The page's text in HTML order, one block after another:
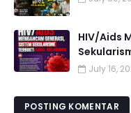
HIV/Aids
July 16,
POSTING KOMENTAR